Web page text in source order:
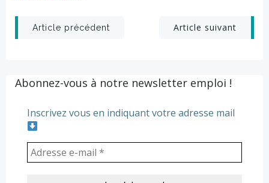
Post
Article précédent
PostArticle suivant
Abonnez-vous à notre newsletter emploi !
Inscrivez vous en indiquant votre adresse mail